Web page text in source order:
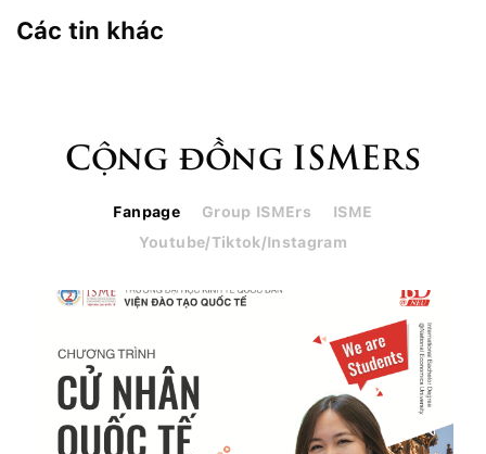
Các tin khác
Cộng đồng ISMErs
Fanpage Group ISMErs
ISME
Youtube/Tiktok/Instagram